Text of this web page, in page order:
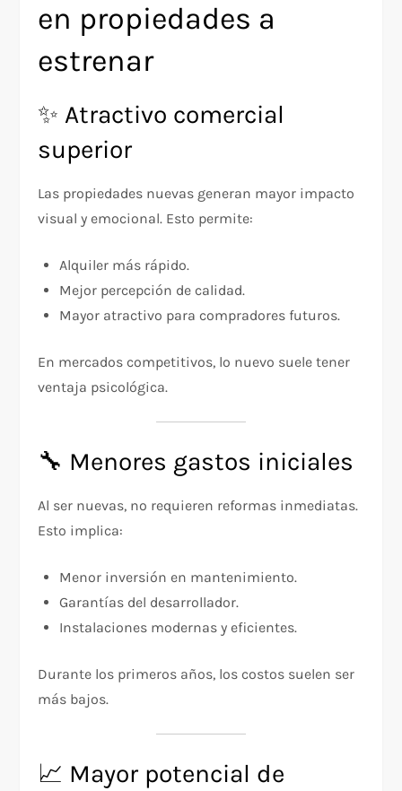
en propiedades a
estrenar
✨ Atractivo comercial
superior
Las propiedades nuevas generan mayor impacto
visual y emocional. Esto permite:
Alquiler más rápido.
Mejor percepción de calidad.
Mayor atractivo para compradores futuros.
En mercados competitivos, lo nuevo suele tener
ventaja psicológica.
🔧 Menores gastos iniciales
Al ser nuevas, no requieren reformas inmediatas.
Esto implica:
Menor inversión en mantenimiento.
Garantías del desarrollador.
Instalaciones modernas y eficientes.
Durante los primeros años, los costos suelen ser
más bajos.
📈 Mayor potencial de